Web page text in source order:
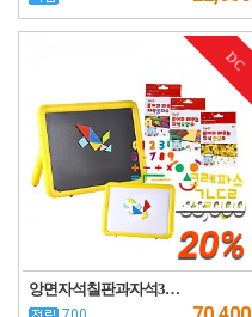
DC
88,000
20%
앙면자석칠판과자석3…